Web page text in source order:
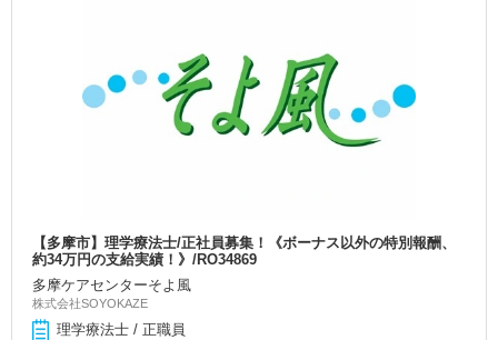
【多摩市】理学療法士/正社員募集！《ボーナス以外の特別報酬、
約34万円の支給実績！》/RO34869
多摩ケアセンターそよ風
株式会社SOYOKAZE
理学療法士 / 正職員